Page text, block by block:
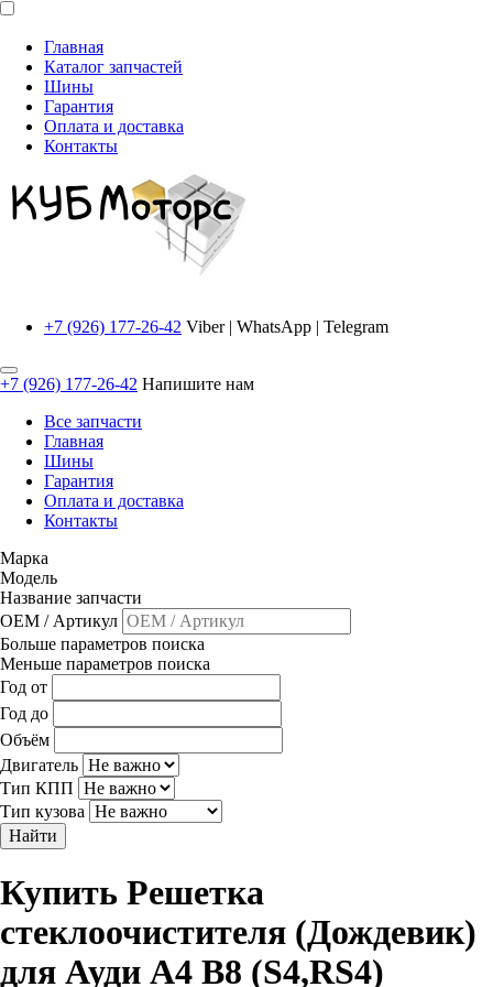
Главная
Каталог запчастей
Шины
Гарантия
Оплата и доставка
Контакты
+7 (926) 177-26-42 Viber | WhatsApp | Telegram
+7 (926) 177-26-42 Напишите нам
Все запчасти
Главная
Шины
Гарантия
Оплата и доставка
Контакты
Марка
Модель
Название запчасти
OEM / Артикул
Больше параметров поиска
Меньше параметров поиска
Год от
Год до
Объём
Двигатель
Тип КПП
Тип кузова
Найти
Купить Решетка
стеклоочистителя (Дождевик)
для Ауди A4 B8 (S4,RS4)